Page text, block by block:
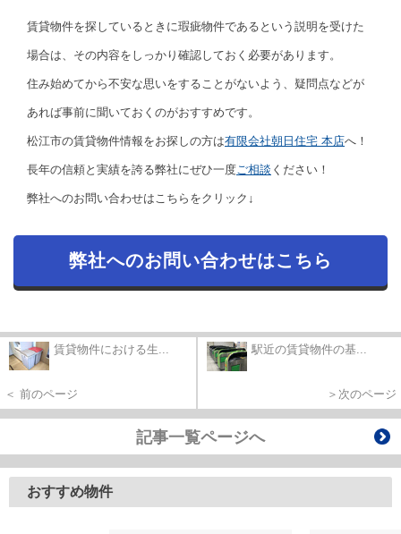
賃貸物件を探しているときに瑕疵物件であるという説明を受けた
場合は、その内容をしっかり確認しておく必要があります。
住み始めてから不安な思いをすることがないよう、疑問点などが
あれば事前に聞いておくのがおすすめです。
松江市の賃貸物件情報をお探しの方は有限会社朝日住宅 本店へ！
長年の信頼と実績を誇る弊社にぜひ一度ご相談 ください！
弊社へのお問い合わせはこちらをクリック↓
弊社へのお問い合わせはこちら
賃貸物件における生...
＜ 前のページ
駅近の賃貸物件の基...
＞次のページ
記事一覧ページへ
おすすめ物件